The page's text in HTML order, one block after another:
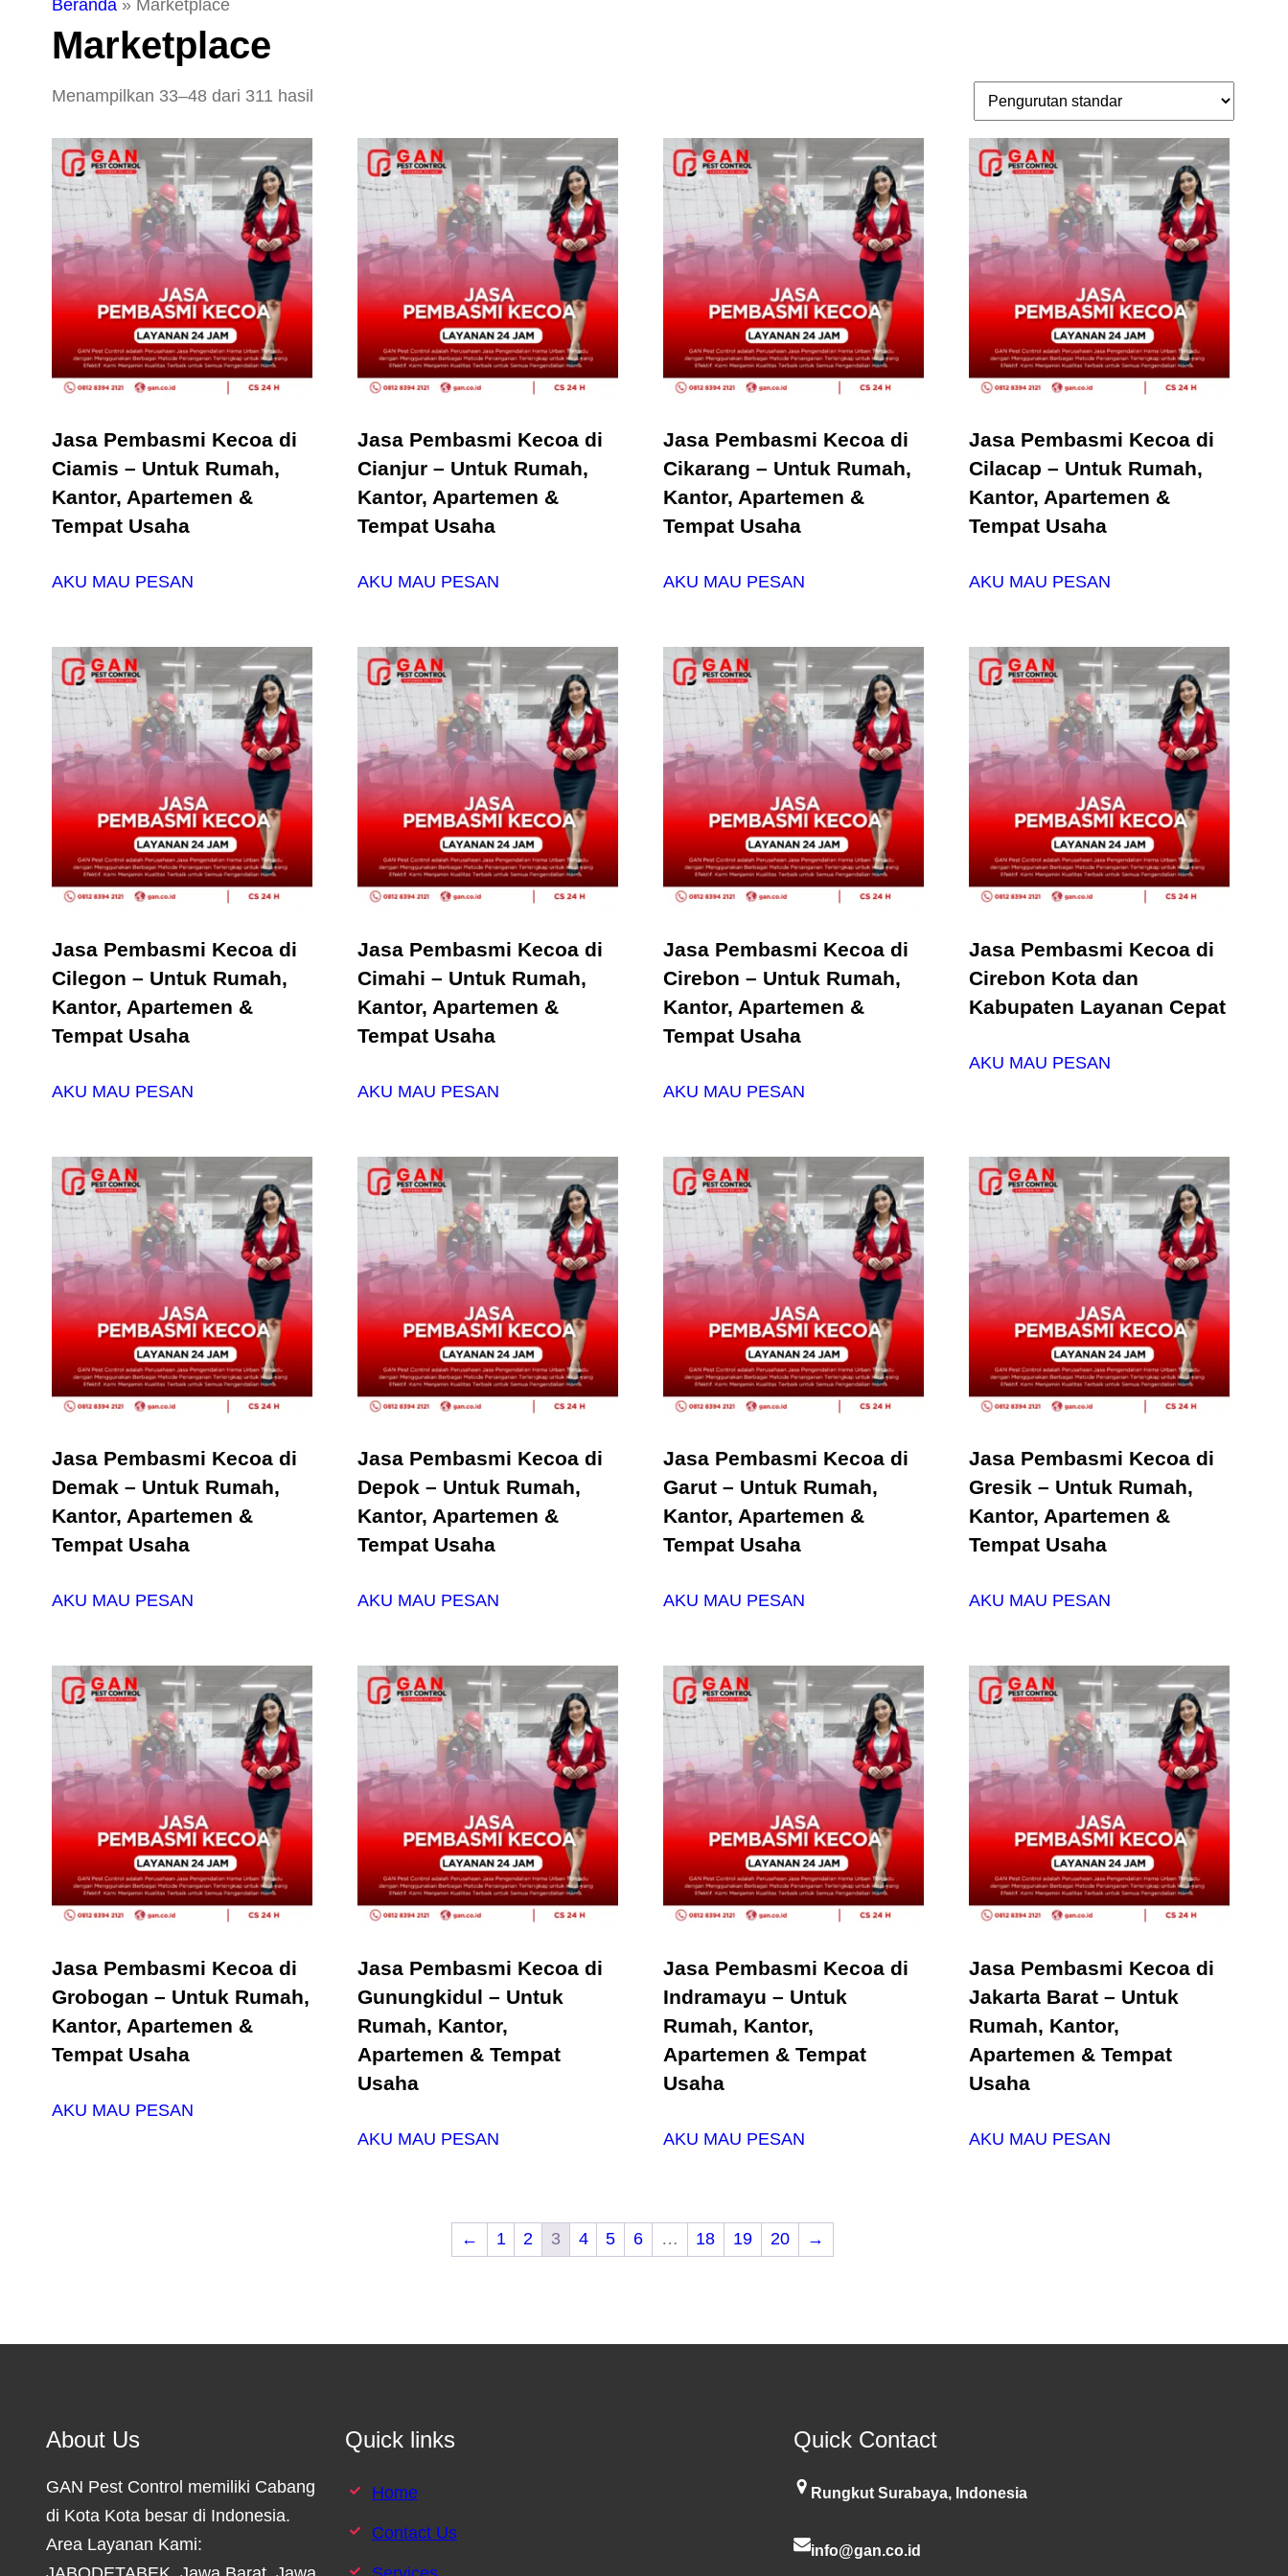
Beranda» Marketplace
Marketplace
Menampilkan 33–48 dari 311 hasil
Jasa Pembasmi Kecoa di
Ciamis – Untuk Rumah,
Kantor, Apartemen &
Tempat Usaha
AKU MAU PESAN
Jasa Pembasmi Kecoa di
Cianjur – Untuk Rumah,
Kantor, Apartemen &
Tempat Usaha
AKU MAU PESAN
Jasa Pembasmi Kecoa di
Cikarang – Untuk Rumah,
Kantor, Apartemen &
Tempat Usaha
AKU MAU PESAN
Jasa Pembasmi Kecoa di
Cilacap – Untuk Rumah,
Kantor, Apartemen &
Tempat Usaha
AKU MAU PESAN
Jasa Pembasmi Kecoa di
Cilegon – Untuk Rumah,
Kantor, Apartemen &
Tempat Usaha
AKU MAU PESAN
Jasa Pembasmi Kecoa di
Cimahi – Untuk Rumah,
Kantor, Apartemen &
Tempat Usaha
AKU MAU PESAN
Jasa Pembasmi Kecoa di
Cirebon – Untuk Rumah,
Kantor, Apartemen &
Tempat Usaha
AKU MAU PESAN
Jasa Pembasmi Kecoa di
Cirebon Kota dan
Kabupaten Layanan Cepat
AKU MAU PESAN
Jasa Pembasmi Kecoa di
Demak – Untuk Rumah,
Kantor, Apartemen &
Tempat Usaha
AKU MAU PESAN
Jasa Pembasmi Kecoa di
Depok – Untuk Rumah,
Kantor, Apartemen &
Tempat Usaha
AKU MAU PESAN
Jasa Pembasmi Kecoa di
Garut – Untuk Rumah,
Kantor, Apartemen &
Tempat Usaha
AKU MAU PESAN
Jasa Pembasmi Kecoa di
Gresik – Untuk Rumah,
Kantor, Apartemen &
Tempat Usaha
AKU MAU PESAN
Jasa Pembasmi Kecoa di
Grobogan – Untuk Rumah,
Kantor, Apartemen &
Tempat Usaha
AKU MAU PESAN
Jasa Pembasmi Kecoa di
Gunungkidul – Untuk
Rumah, Kantor,
Apartemen & Tempat
Usaha
AKU MAU PESAN
Jasa Pembasmi Kecoa di
Indramayu – Untuk
Rumah, Kantor,
Apartemen & Tempat
Usaha
AKU MAU PESAN
Jasa Pembasmi Kecoa di
Jakarta Barat – Untuk
Rumah, Kantor,
Apartemen & Tempat
Usaha
AKU MAU PESAN
← 1 2 3 4 5 6 … 18 19 20 →
About Us
GAN Pest Control memiliki Cabang
di Kota Kota besar di Indonesia.
Area Layanan Kami:
Quick links
Home
Contact Us
Quick Contact
Rungkut Surabaya, Indonesia
info@gan.co.id